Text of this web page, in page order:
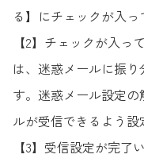
る】にチェックが入っ
【2】チェックが入
は、迷惑メールに振
す。迷惑メール設定
ルが受信できるよう設
【3】受信設定が完